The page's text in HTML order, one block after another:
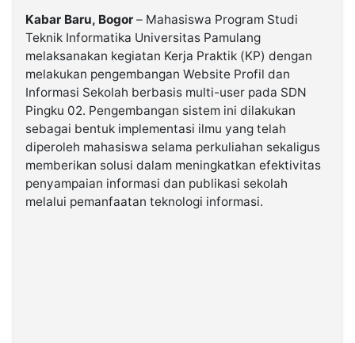
Kabarbaru.co
Kabarbaru
Media
Holding
Kabar Baru, Bogor – Mahasiswa Program Studi
Teknik Informatika Universitas Pamulang
melaksanakan kegiatan Kerja Praktik (KP) dengan
melakukan pengembangan Website Profil dan
Informasi Sekolah berbasis multi-user pada SDN
Pingku 02. Pengembangan sistem ini dilakukan
sebagai bentuk implementasi ilmu yang telah
diperoleh mahasiswa selama perkuliahan sekaligus
memberikan solusi dalam meningkatkan efektivitas
penyampaian informasi dan publikasi sekolah
melalui pemanfaatan teknologi informasi.